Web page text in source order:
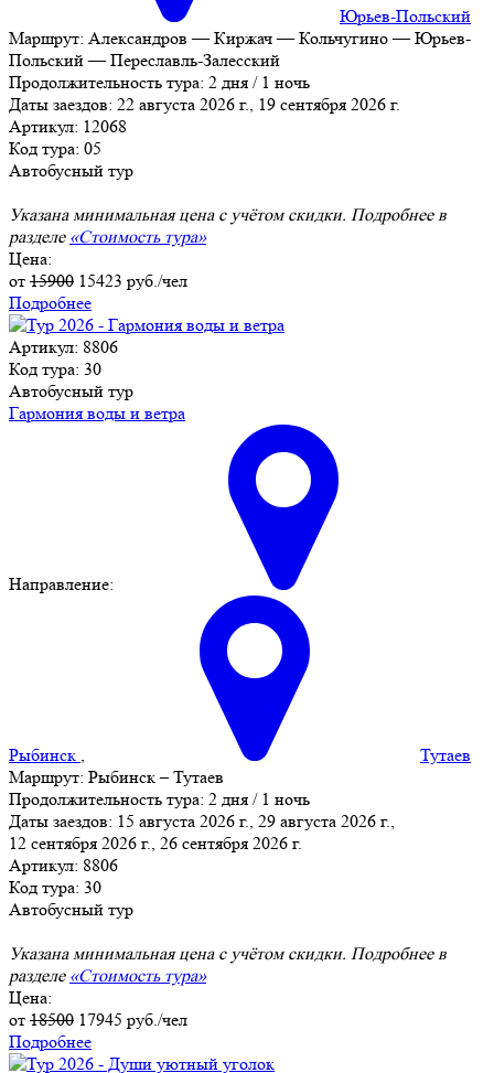
Юрьев-Польский
Маршрут: Александров — Киржач — Кольчугино — Юрьев-
Польский — Переславль-Залесский
Продолжительность тура: 2 дня / 1 ночь
Даты заездов: 22 августа 2026 г., 19 сентября 2026 г.
Артикул: 12068
Код тура: 05
Автобусный тур
Указана минимальная цена с учётом скидки. Подробнее в
разделе «Стоимость тура»
Цена:
от 15900 15423 руб./чел
Подробнее
Артикул: 8806
Код тура: 30
Автобусный тур
Гармония воды и ветра
Направление:
Рыбинск ,
Тутаев
Маршрут: Рыбинск – Тутаев
Продолжительность тура: 2 дня / 1 ночь
Даты заездов: 15 августа 2026 г., 29 августа 2026 г.,
12 сентября 2026 г., 26 сентября 2026 г.
Артикул: 8806
Код тура: 30
Автобусный тур
Указана минимальная цена с учётом скидки. Подробнее в
разделе «Стоимость тура»
Цена:
от 18500 17945 руб./чел
Подробнее